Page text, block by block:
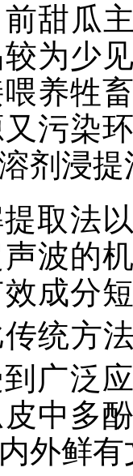
前甜瓜
为少
养牲
污染
剂浸
取法
波的
成分
传统方
广泛
中多
外鲜